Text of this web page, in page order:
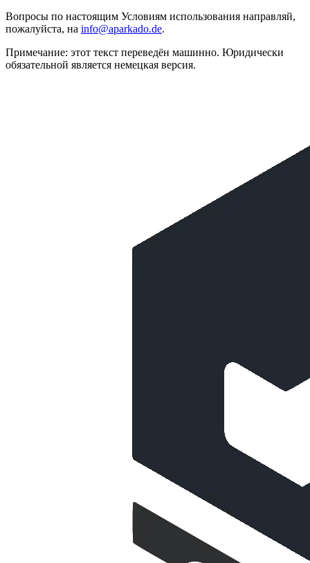
Вопросы по настоящим Условиям использования направляй,
пожалуйста, на info@aparkado.de.
Примечание: этот текст переведён машинно. Юридически
обязательной является немецкая версия.